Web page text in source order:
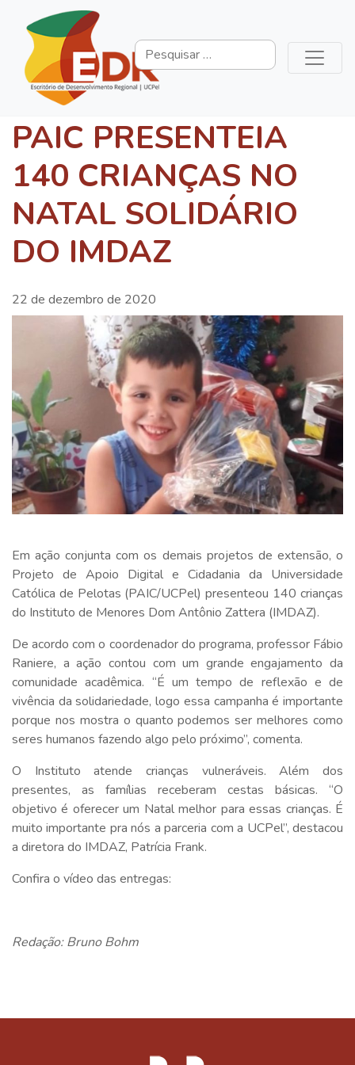
PAIC PRESENTEIA
140 CRIANÇAS NO
NATAL SOLIDÁRIO
DO IMDAZ
22 de dezembro de 2020
Em ação conjunta com os demais projetos de extensão, o
Projeto de Apoio Digital e Cidadania da Universidade
Católica de Pelotas (PAIC/UCPel) presenteou 140 crianças
do Instituto de Menores Dom Antônio Zattera (IMDAZ).
De acordo com o coordenador do programa, professor Fábio
Raniere, a ação contou com um grande engajamento da
comunidade acadêmica. “É um tempo de reflexão e de
vivência da solidariedade, logo essa campanha é importante
porque nos mostra o quanto podemos ser melhores como
seres humanos fazendo algo pelo próximo”, comenta.
O Instituto atende crianças vulneráveis. Além dos
presentes, as famílias receberam cestas básicas. “O
objetivo é oferecer um Natal melhor para essas crianças. É
muito importante pra nós a parceria com a UCPel”, destacou
a diretora do IMDAZ, Patrícia Frank.
Confira o vídeo das entregas:
Redação: Bruno Bohm